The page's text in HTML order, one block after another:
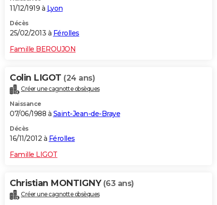
11/12/1919 à Lyon
Décès
25/02/2013 à Férolles
Famille BEROUJON
Colin LIGOT (24 ans)
Créer une cagnotte obsèques
Naissance
07/06/1988 à Saint-Jean-de-Braye
Décès
16/11/2012 à Férolles
Famille LIGOT
Christian MONTIGNY (63 ans)
Créer une cagnotte obsèques